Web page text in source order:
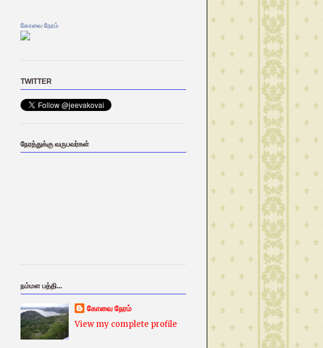
கோவை நேரம்
TWITTER
நேரத்துக்கு வருபவர்கள்
நம்மள பத்தி...
கோவை நேரம்
View my complete profile